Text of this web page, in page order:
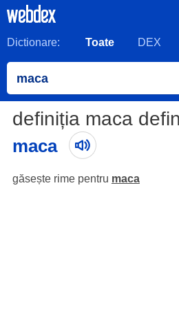
Dictionare: Toate DEX
definiția maca
maca
găsește rime pentru maca